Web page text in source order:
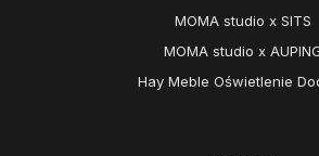
MOMA studio x SITS
MOMA studio x
Hay Meble Oświetlenie